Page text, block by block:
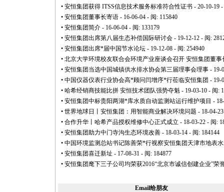
• 安恒集团获得 ITSS信息技术服务标准符合性证书 - 20-10-19
• 安恒集团董事长寄语 - 16-06-04 - 阅: 115840
• 安恒集团简介 - 16-06-04 - 阅: 133179
• 安恒集团出席第八届生态补偿国际研讨会 - 19-12-12 - 阅:
• 安恒集团出席*届中国节水论坛 - 19-12-08 - 阅: 254940
• 北京大学环境校友联合会环境产业座谈会召开 安恒集团董事
• 安恒集团当选中国城镇供水排水协会第三届理事会理事 - 19-
• 中国仪器仪表行业协会高*顾问闫增序*行莅临安恒集团 - 19-
• 哈希经销商技能比拼 安恒技术团队强势夺魁 - 19-03-10 - 阅:
• 安恒集团中标贵阳两湖*库水质自动监测站运行维护项目 -
• 世界地球日丨安恒集团：用智能商业解决环境问题 - 18-04-
• 合作升华丨哈希产品授权维修中心正式成立 - 18-03-22 - 阅:
• 安恒集团助力中门寺沟生态环境改善 - 18-03-14 - 阅: 184144
• 中国环境监测总站书记陈善荣*行视察安恒集团天津市地表
• 安恒集团喜迁新址 - 17-08-31 - 阅: 184877
• 安恒集团麾下三子公司均荣获2016“北京市诚信创建企业”荣
Email给朋友